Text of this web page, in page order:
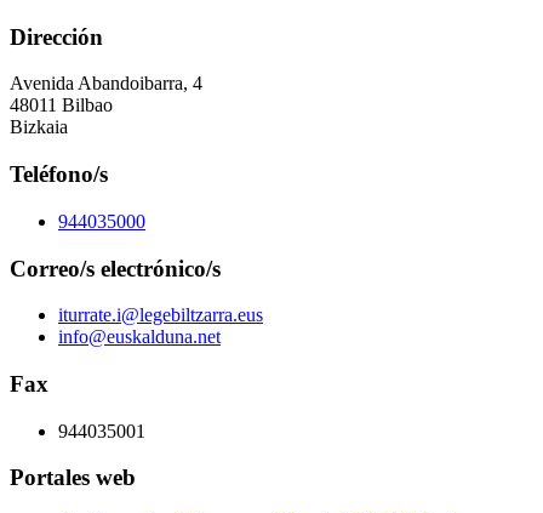
Dirección
Avenida Abandoibarra, 4
48011 Bilbao
Bizkaia
Teléfono/s
944035000
Correo/s electrónico/s
iturrate.i@legebiltzarra.eus
info@euskalduna.net
Fax
944035001
Portales web